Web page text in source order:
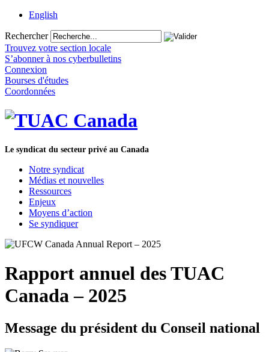
English
Rechercher
Trouvez votre section locale
S’abonner à nos cyberbulletins
Connexion
Bourses d'études
Coordonnées
Le syndicat du secteur privé au Canada
Notre syndicat
Médias et nouvelles
Ressources
Enjeux
Moyens d’action
Se syndiquer
Rapport annuel des TUAC
Canada – 2025
Message du président du Conseil national